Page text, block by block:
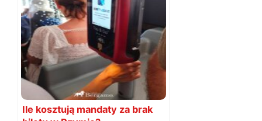
Ile kosztują mandaty za brak